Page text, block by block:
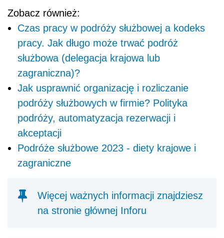
Zobacz również:
Czas pracy w podróży służbowej a kodeks
pracy. Jak długo może trwać podróż
służbowa (delegacja krajowa lub
zagraniczna)?
Jak usprawnić organizację i rozliczanie
podróży służbowych w firmie? Polityka
podróży, automatyzacja rezerwacji i
akceptacji
Podróże służbowe 2023 - diety krajowe i
zagraniczne
Więcej ważnych informacji znajdziesz
na stronie głównej Inforu